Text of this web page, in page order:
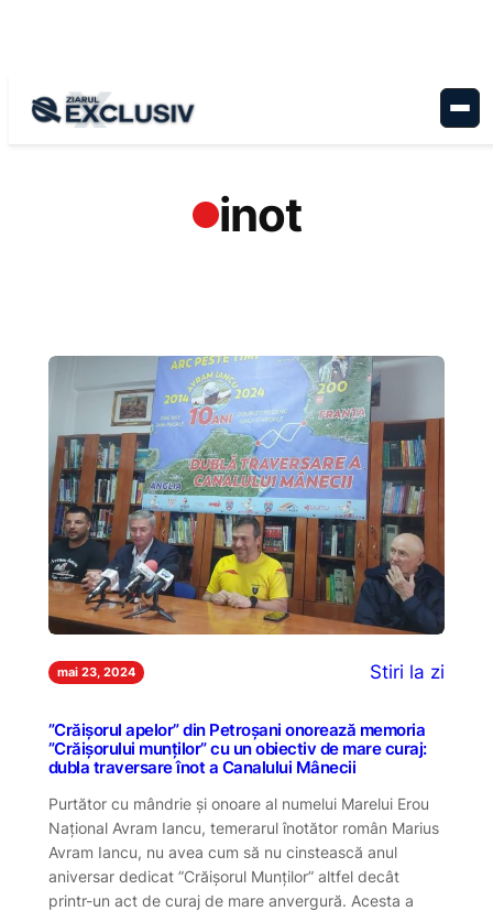
inot
mai 23, 2024 Stiri la zi
”Crăișorul apelor” din Petroșani onorează memoria
”Crăișorului munților” cu un obiectiv de mare curaj:
dubla traversare înot a Canalului Mânecii
Purtător cu mândrie și onoare al numelui Marelui Erou
Național Avram Iancu, temerarul înotător român Marius
Avram Iancu, nu avea cum să nu cinstească anul
aniversar dedicat ”Crăișorul Munților” altfel decât
printr-un act de curaj de mare anvergură. Acesta a